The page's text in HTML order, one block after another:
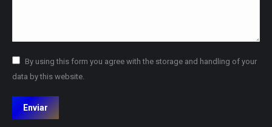
By using this form you agree with the storage and handling of your
data by this website.
Enviar